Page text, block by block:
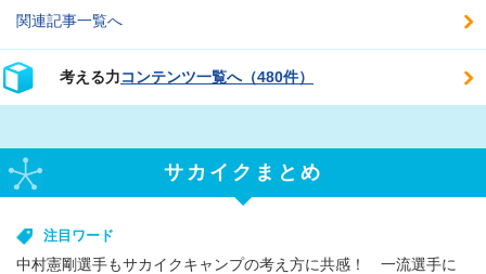
関連記事一覧へ
考える力コンテンツ一覧へ（480件）
サカイクまとめ
注目ワード
中村憲剛選手もサカイクキャンプの考え方に共感！ 一流選手に